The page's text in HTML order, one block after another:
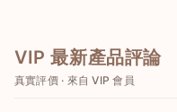
VIP 最新產品評論
真實評價 · 來自 VIP 會員